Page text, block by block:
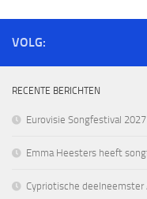
VOLG:
RECENTE BERICHTEN
Eurovisie Songfestival
Emma Heesters heeft
Cypriotische